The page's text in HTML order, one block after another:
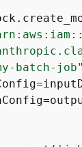
batch-job"